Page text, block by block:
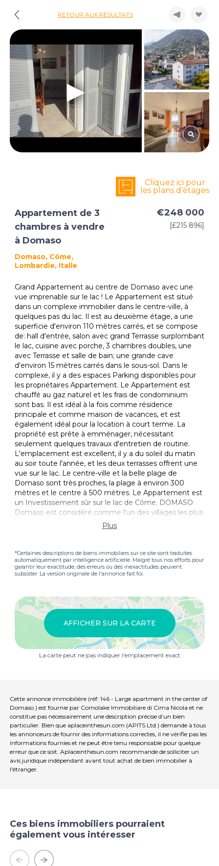
RETOUR AUX RÉSULTATS
Cliquez ici pour
les plans d'étages
Appartement de 3
chambres à vendre
à Domaso
Domaso, Côme,
Lombardie, Italie
€248 000
[£215 896]
Grand Appartement au centre de Domaso avec une
vue imprenable sur le lac ! Le Appartement est situé
dans un complexe immobilier dans le centre-ville, à
quelques pas du lac. Il est au deuxième étage, a une
superficie d'environ 110 mètres carrés, et se compose
de: hall d'entrée, salon avec grand Terrasse surplombant
le lac, cuisine avec porche, 3 chambres doubles, une
avec Terrasse et salle de bain; une grande cave
d'environ 15 mètres carrés dans le sous-sol. Dans le
complexe, il y a des espaces Parking disponibles pour
les propriétaires Appartement. Le Appartement est
chauffé au gaz naturel et les frais de condominium
sont bas. Il est idéal à la fois comme résidence
principale et comme maison de vacances, et est
également idéal pour la location à court terme. La
propriété est prête à emménager, nécessitant
seulement quelques travaux d'entretien de routine.
L'emplacement est excellent, il y a du soleil du matin
au soir toute l'année, et les deux terrasses offrent une
vue sur le lac. Le centre-ville et la belle plage de
Domaso sont très proches, la plage à environ 300
mètres et le centre à 500 mètres. Le Appartement est
un Investissement sûr sur le lac de Côme. DOMASO
Domaso est considéré comme l'un des villages les plus
beaux et les plus caractéristiques du lac de Côme en
raison de sa position magnifique sur le lac Colico, de
par des maisons portiques, de son charmant petit port
qui rappelle un village de pêcheurs tranquille, mais
surtout de ses magnifiques plages de baignade au
est à 52 km de Côme, mais à seulement 20 minutes de
Menaggio grâce à ses nombreux tunnels lisses. En
termes de tourisme, Domaso est très recherchée, à la
fois pour sa beauté naturelle et pour sa proximité de
Valtellina et Engadine, à une heure de route de Sankt
Moritz et à 40 minutes de Madesimo. Les maisons à
vendre à Domaso peuvent aller des appartements
acheter un Maison chez Domaso est sans aucun doute
un Investissement sûr.
Plus
*Certaines descriptions de biens immobiliers sur ce site sont traduites
automatiquement par intelligence artificielle. Malgré tous nos efforts pour
garantir leur exactitude, des erreurs ou des inexactitudes peuvent
subsister. La version originale de l'annonce fait foi.
AFFICHER SUR LA CARTE
La carte peut ne pas indiquer l'emplacement exact
Cette annonce immobilière (réf: 146 - Large apartment in the center of
Domaso ) est fournie par Comolake Immobiliare di Cima Nicola et ne
constitue pas nécessairement une description précise d’un bien
particulier. Bien que aplaceinthesun.com (APITS Ltd.) demande à tous
les annonceurs de fournir des informations correctes, il ne vérifie pas les
informations fournies et ne peut être tenu responsable pour quelque
erreur que ce soit. Aplaceinthesun.com recommande de solliciter un
avis juridique indépendant avant tout achat de bien immobilier à
l'étranger.
Ces biens immobiliers pourraient
également vous intéresser